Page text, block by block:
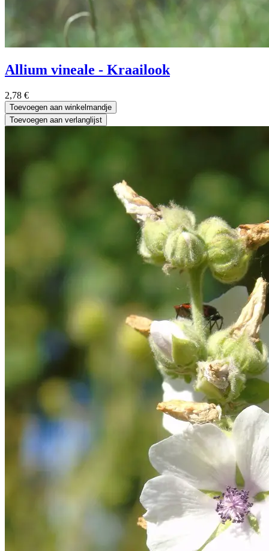
Allium vineale - Kraailook
2,78 €
Toevoegen aan winkelmandje
Toevoegen aan verlanglijst